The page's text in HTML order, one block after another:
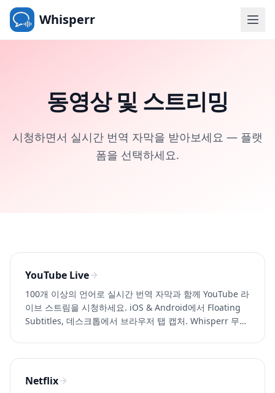
Whisperr
동영상 및 스트리밍
시청하면서 실시간 번역 자막을 받아보세요 — 플랫
폼을 선택하세요.
YouTube Live
100개 이상의 언어로 실시간 번역 자막과 함께 YouTube 라
이브 스트림을 시청하세요. iOS & Android에서 Floating
Subtitles, 데스크톱에서 브라우저 탭 캡처. Whisperr 무료
Netflix